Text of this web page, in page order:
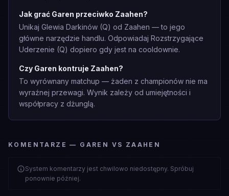
Jak grać Garen przeciwko Zaahen?
Unikaj Glewia Darkinów (Q) od Zaahen — to jego
główne narzędzie handlu. Odpowiadaj Rozstrzygające
Uderzenie (Q) dopiero gdy jest na cooldownie.
Czy Garen kontruje Zaahen?
To wyrównany matchup — żaden z championów nie ma
wyraźnej przewagi. Wynik zależy od umiejętności i
współpracy z dżunglą.
KOMENTARZE — GAREN VS ZAAHEN
System komentarzy jest chwilowo niedostępny. Spróbuj
ponownie później.